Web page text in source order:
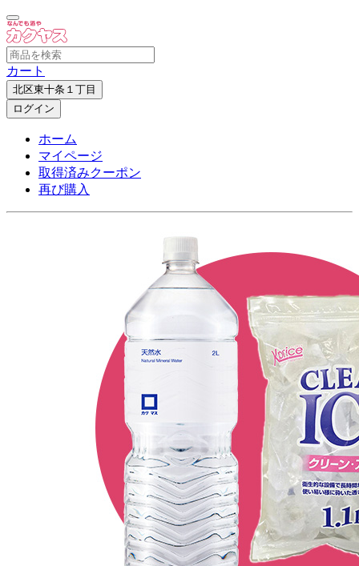
カート
北区東十条１丁目
ログイン
ホーム
マイページ
取得済みクーポン
再び購入